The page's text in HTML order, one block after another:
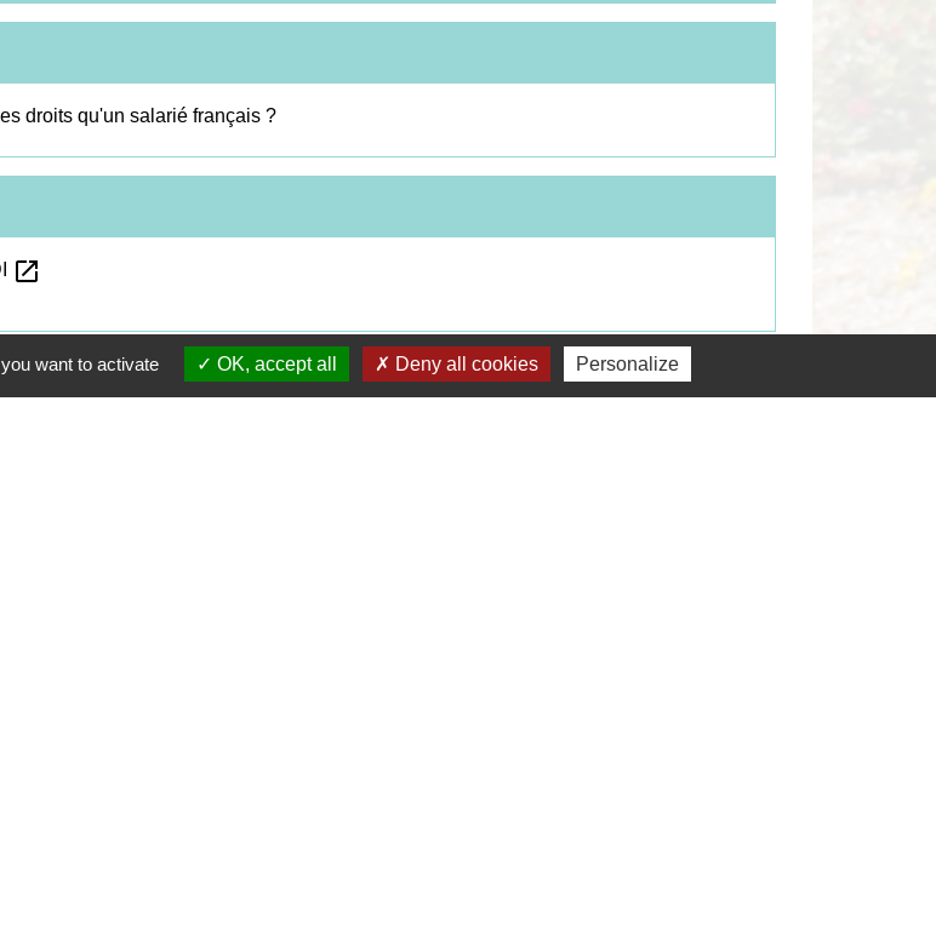
droits qu'un salarié français ?
open_in_new
Signaler une erreur sur cette page
want to activate OK, accept all Deny all cookies Personalize